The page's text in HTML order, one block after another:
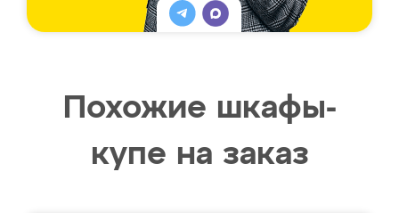
Похожие шкафы-
купе на заказ